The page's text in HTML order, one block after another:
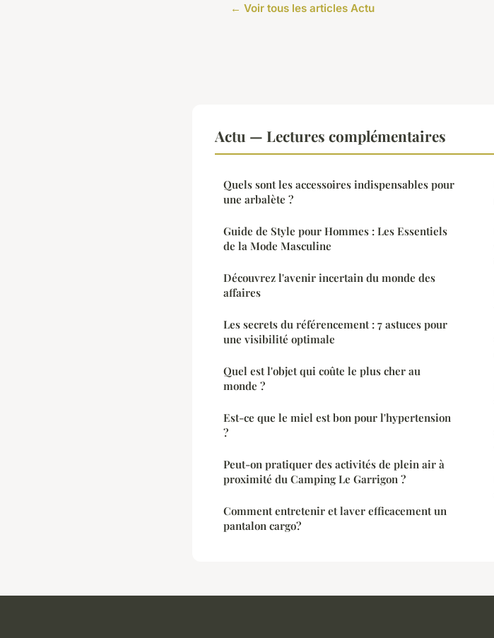
← Voir tous les articles Actu
Actu — Lectures complémentaires
Quels sont les accessoires indispensables pour
une arbalète ?
Guide de Style pour Hommes : Les Essentiels
de la Mode Masculine
Découvrez l'avenir incertain du monde des
affaires
Les secrets du référencement : 7 astuces pour
une visibilité optimale
Quel est l'objet qui coûte le plus cher au
monde ?
Est-ce que le miel est bon pour l'hypertension
?
Peut-on pratiquer des activités de plein air à
proximité du Camping Le Garrigon ?
Comment entretenir et laver efficacement un
pantalon cargo?